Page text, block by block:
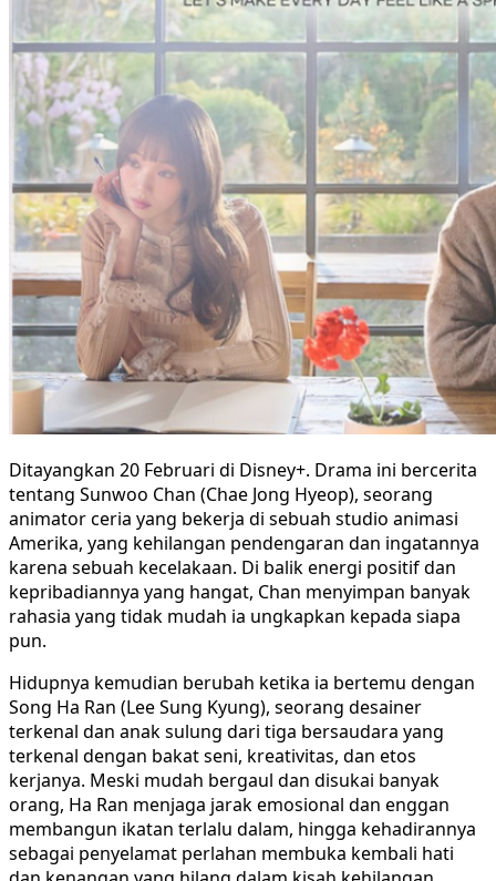
Ditayangkan 20 Februari di Disney+. Drama ini bercerita
tentang Sunwoo Chan (Chae Jong Hyeop), seorang
animator ceria yang bekerja di sebuah studio animasi
Amerika, yang kehilangan pendengaran dan ingatannya
karena sebuah kecelakaan. Di balik energi positif dan
kepribadiannya yang hangat, Chan menyimpan banyak
rahasia yang tidak mudah ia ungkapkan kepada siapa
pun.
Hidupnya kemudian berubah ketika ia bertemu dengan
Song Ha Ran (Lee Sung Kyung), seorang desainer
terkenal dan anak sulung dari tiga bersaudara yang
terkenal dengan bakat seni, kreativitas, dan etos
kerjanya. Meski mudah bergaul dan disukai banyak
orang, Ha Ran menjaga jarak emosional dan enggan
membangun ikatan terlalu dalam, hingga kehadirannya
sebagai penyelamat perlahan membuka kembali hati